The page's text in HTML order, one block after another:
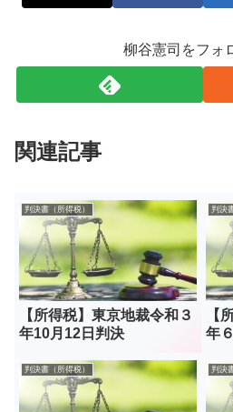
柳谷憲司をフォ
関連記事
判決書（所得税）
【所得税】東京地裁令和３
年10月12日判決
判決
【
年
判決書（所得税） 判決